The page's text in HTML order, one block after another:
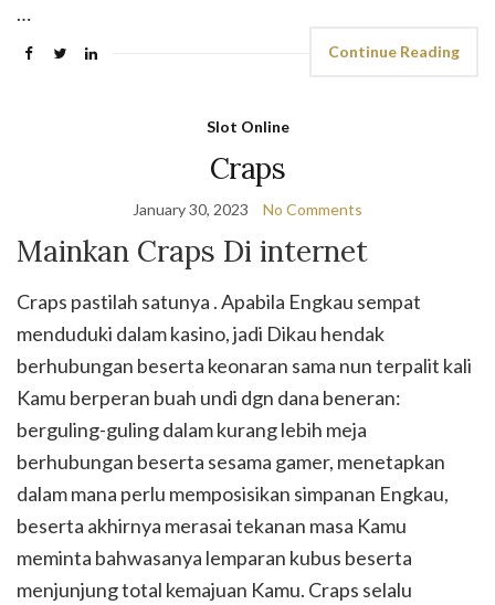
…
Continue Reading
Slot Online
Craps
January 30, 2023 No Comments
Mainkan Craps Di internet
Craps pastilah satunya . Apabila Engkau sempat
menduduki dalam kasino, jadi Dikau hendak
berhubungan beserta keonaran sama nun terpalit kali
Kamu berperan buah undi dgn dana beneran:
berguling-guling dalam kurang lebih meja
berhubungan beserta sesama gamer, menetapkan
dalam mana perlu memposisikan simpanan Engkau,
beserta akhirnya merasai tekanan masa Kamu
meminta bahwasanya lemparan kubus beserta
menjunjung total kemajuan Kamu. Craps selalu